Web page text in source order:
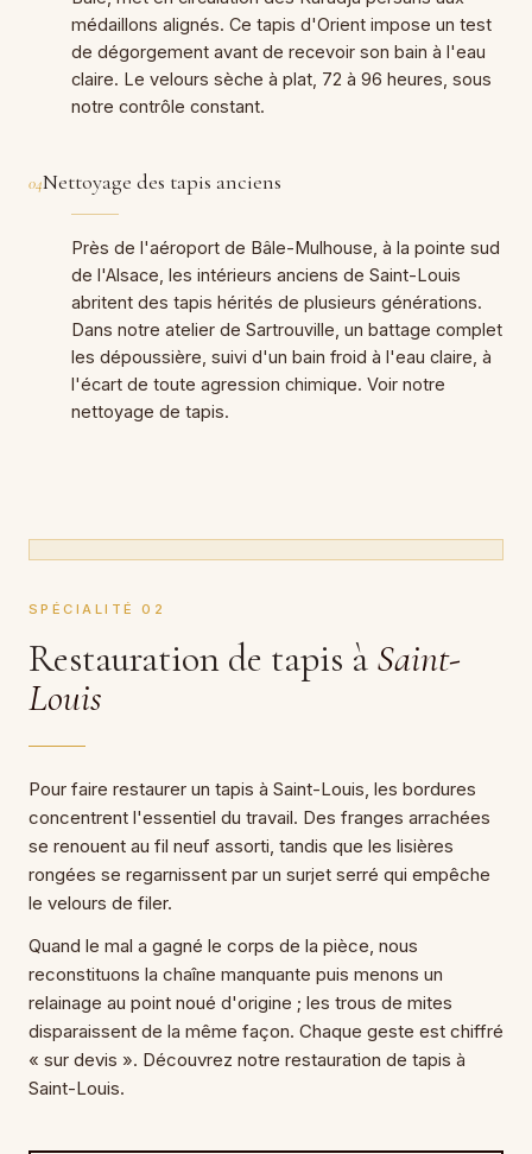
médaillons alignés. Ce tapis d'Orient impose un test
de dégorgement avant de recevoir son bain à l'eau
claire. Le velours sèche à plat, 72 à 96 heures, sous
notre contrôle constant.
04Nettoyage des tapis anciens
Près de l'aéroport de Bâle-Mulhouse, à la pointe sud
de l'Alsace, les intérieurs anciens de Saint-Louis
abritent des tapis hérités de plusieurs générations.
Dans notre atelier de Sartrouville, un battage complet
les dépoussière, suivi d'un bain froid à l'eau claire, à
l'écart de toute agression chimique. Voir notre
nettoyage de tapis.
SPÉCIALITÉ 02
Restauration de tapis à Saint-
Louis
Pour faire restaurer un tapis à Saint-Louis, les bordures
concentrent l'essentiel du travail. Des franges arrachées
se renouent au fil neuf assorti, tandis que les lisières
rongées se regarnissent par un surjet serré qui empêche
le velours de filer.
Quand le mal a gagné le corps de la pièce, nous
reconstituons la chaîne manquante puis menons un
relainage au point noué d'origine ; les trous de mites
disparaissent de la même façon. Chaque geste est chiffré
« sur devis ». Découvrez notre restauration de tapis à
Saint-Louis.